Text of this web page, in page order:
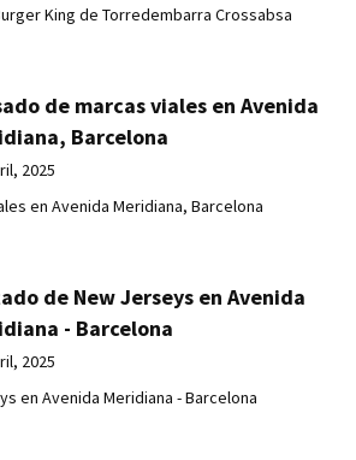
King de Torredembarra Crossabsa
de marcas viales en Avenida
Barcelona
2025
en Avenida Meridiana, Barcelona
de New Jerseys en Avenida
- Barcelona
2025
en Avenida Meridiana - Barcelona